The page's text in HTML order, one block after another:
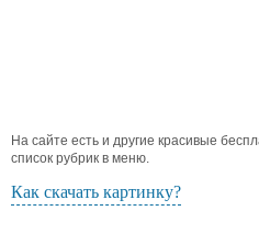
На сайте есть и другие красивые
список рубрик в меню.
Как скачать картинку?